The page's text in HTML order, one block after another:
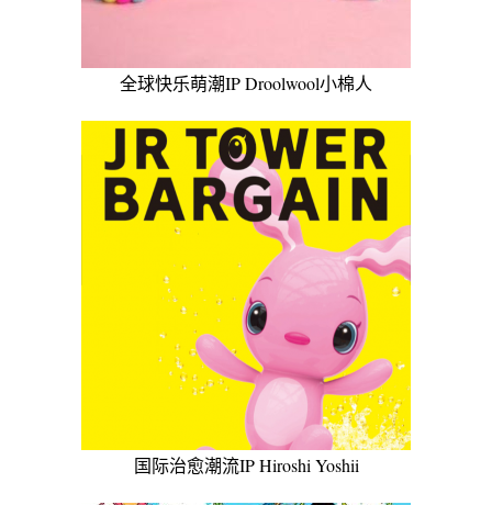
全球快乐萌潮IP Droolwool小棉人
国际治愈潮流IP Hiroshi Yoshii